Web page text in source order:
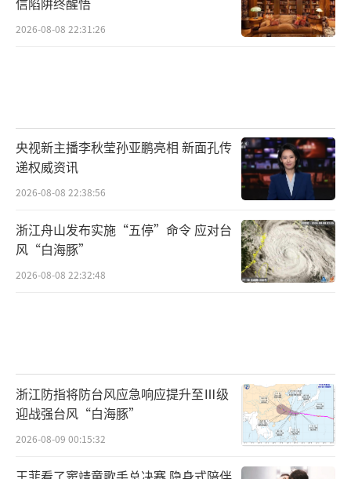
2026-08-08 22:31:26
央视新主播李秋莹孙亚鹏亮相 新面孔传
递权威资讯
2026-08-08 22:38:56
浙江舟山发布实施“五停”命令 应对台
风“白海豚”
2026-08-08 22:32:48
浙江防指将防台风应急响应提升至Ⅲ级
迎战强台风“白海豚”
2026-08-09 00:15:32